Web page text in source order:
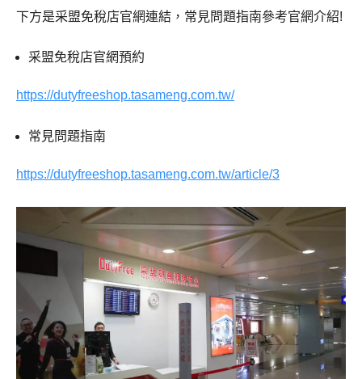
下方是采盟免稅店官網連結，常見問題指南參考官網介紹!
采盟免稅店官網預約
https://dutyfreeshop.tasameng.com.tw/
常見問題指南
https://dutyfreeshop.tasameng.com.tw/article/3